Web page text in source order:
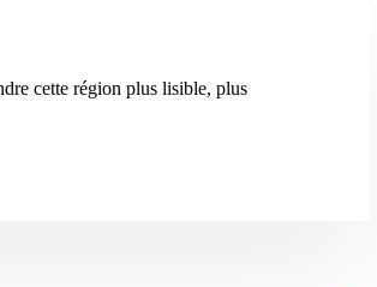
cette région plus lisible, plus